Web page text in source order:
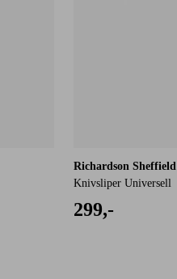
Richardson Sheffield
Knivsliper Universell
299,-